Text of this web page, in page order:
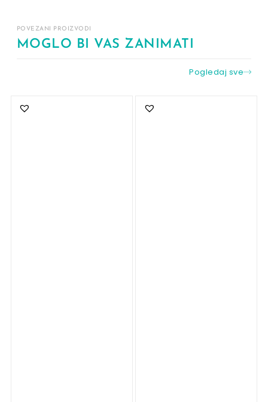
POVEZANI PROIZVODI
MOGLO BI VAS ZANIMATI
Pogledaj sve